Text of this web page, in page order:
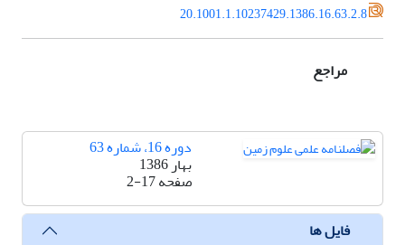
20.1001.1.10237429.1386.16.63.2.8
مراجع
دوره 16، شماره 63
بهار 1386
صفحه2-17
فایل ها